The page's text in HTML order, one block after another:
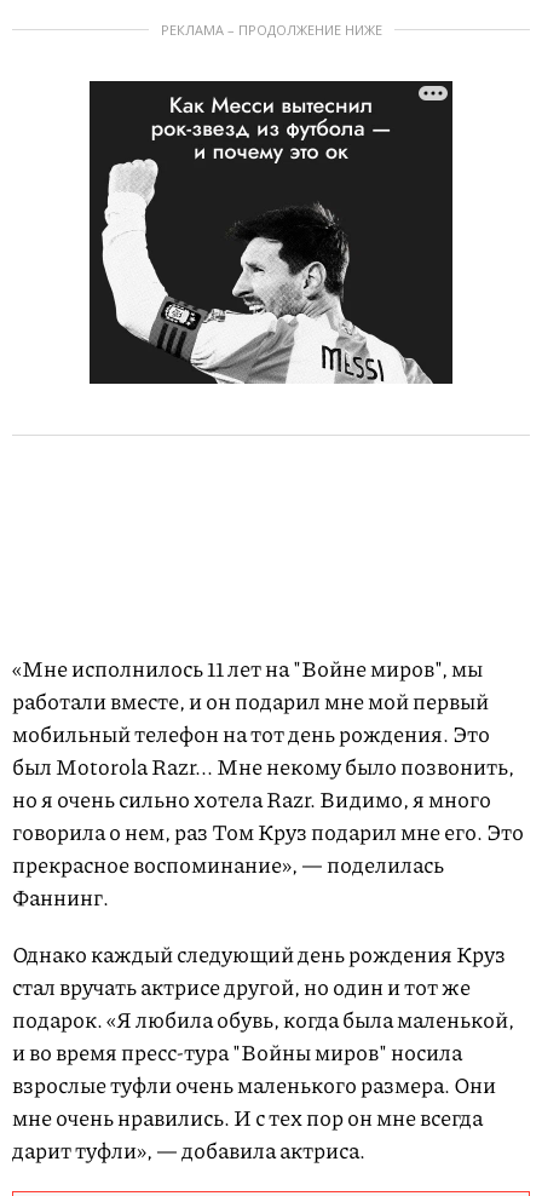
РЕКЛАМА – ПРОДОЛЖЕНИЕ НИЖЕ
«Мне исполнилось 11 лет на "Войне миров", мы
работали вместе, и он подарил мне мой первый
мобильный телефон на тот день рождения. Это
был Motorola Razr... Мне некому было позвонить,
но я очень сильно хотела Razr. Видимо, я много
говорила о нем, раз Том Круз подарил мне его. Это
прекрасное воспоминание», — поделилась
Фаннинг.
Однако каждый следующий день рождения Круз
стал вручать актрисе другой, но один и тот же
подарок. «Я любила обувь, когда была маленькой,
и во время пресс-тура "Войны миров" носила
взрослые туфли очень маленького размера. Они
мне очень нравились. И с тех пор он мне всегда
дарит туфли», — добавила актриса.